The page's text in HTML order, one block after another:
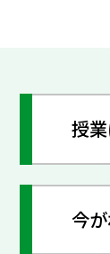
授
今